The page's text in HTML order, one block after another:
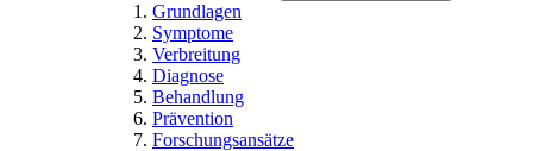
Grundlagen
Symptome
Verbreitung
Diagnose
Behandlung
Prävention
Forschungsansätze